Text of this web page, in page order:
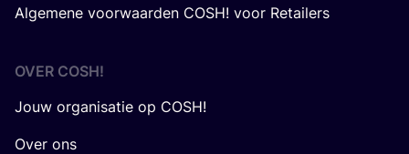
Algemene voorwaarden COSH! voor Retailers
OVER COSH!
Jouw organisatie op COSH!
Over ons